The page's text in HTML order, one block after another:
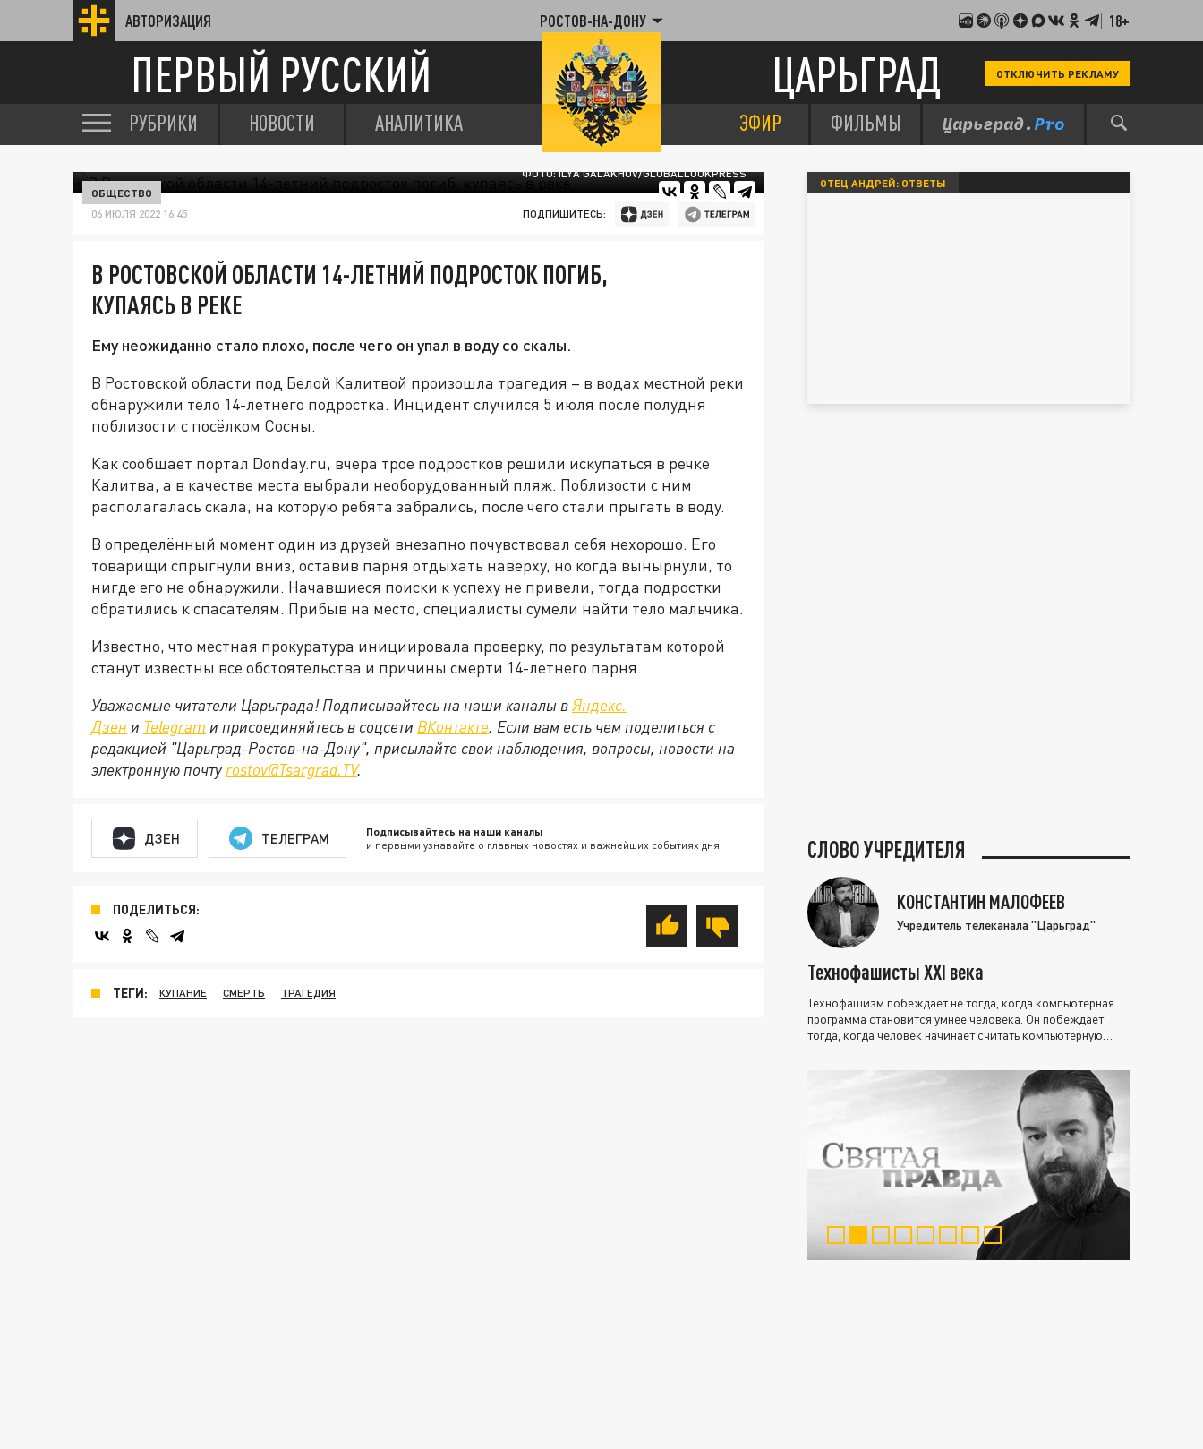
АВТОРИЗАЦИЯ РОСТОВ-НА-ДОНУ 18+
ПЕРВЫЙ РУССКИЙ ЦАРЬГРАД ОТКЛЮЧИТЬ РЕКЛАМУ
РУБРИКИ НОВОСТИ АНАЛИТИКА ЭФИР ФИЛЬМЫ
ФОТО: ILYA GALAKHOV/GLOBALLOOKPRESS
ОБЩЕСТВО
06 ИЮЛЯ 2022 16:45 ПОДПИШИТЕСЬ:
В РОСТОВСКОЙ ОБЛАСТИ 14-ЛЕТНИЙ ПОДРОСТОК ПОГИБ,
КУПАЯСЬ В РЕКЕ
Ему неожиданно стало плохо, после чего он упал в воду со скалы.
В Ростовской области под Белой Калитвой произошла трагедия – в водах местной реки
обнаружили тело 14-летнего подростка. Инцидент случился 5 июля после полудня
поблизости с посёлком Сосны.
Как сообщает портал Donday.ru, вчера трое подростков решили искупаться в речке
Калитва, а в качестве места выбрали необорудованный пляж. Поблизости с ним
располагалась скала, на которую ребята забрались, после чего стали прыгать в воду.
В определённый момент один из друзей внезапно почувствовал себя нехорошо. Его
товарищи спрыгнули вниз, оставив парня отдыхать наверху, но когда вынырнули, то
нигде его не обнаружили. Начавшиеся поиски к успеху не привели, тогда подростки
обратились к спасателям. Прибыв на место, специалисты сумели найти тело мальчика.
Известно, что местная прокуратура инициировала проверку, по результатам которой
станут известны все обстоятельства и причины смерти 14-летнего парня.
Уважаемые читатели Царьграда! Подписывайтесь на наши каналы вЯндекс.
Дзен и Telegram и присоединяйтесь в соцсети ВКонтакте. Если вам есть чем поделиться с
редакцией "Царьград-Ростов-на-Дону", присылайте свои наблюдения, вопросы, новости на
электронную почту rostov@Tsargrad.ТV.
ДЗЕН ТЕЛЕГРАМ Подписывайтесь на наши каналы
и первыми узнавайте о главных новостях и важнейших событиях дня.
ПОДЕЛИТЬСЯ:
ТЕГИ: КУПАНИЕ СМЕРТЬ ТРАГЕДИЯ
ОТЕЦ АНДРЕЙ: ОТВЕТЫ
СЛОВО УЧРЕДИТЕЛЯ
КОНСТАНТИН МАЛОФЕЕВ
Учредитель телеканала "Царьград"
Технофашисты XXI века
Технофашизм побеждает не тогда, когда компьютерная
программа становится умнее человека. Он побеждает
тогда, когда человек начинает считать компьютерную